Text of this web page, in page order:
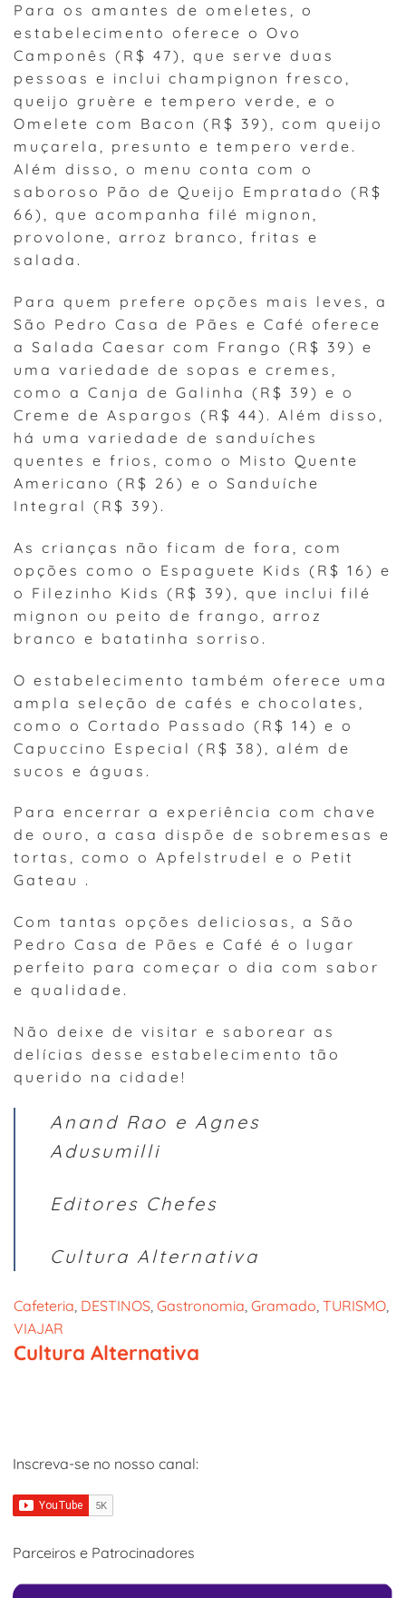
Para os amantes de omeletes, o
estabelecimento oferece o Ovo
Camponês (R$ 47), que serve duas
pessoas e inclui champignon fresco,
queijo gruère e tempero verde, e o
Omelete com Bacon (R$ 39), com queijo
muçarela, presunto e tempero verde.
Além disso, o menu conta com o
saboroso Pão de Queijo Empratado (R$
66), que acompanha filé mignon,
provolone, arroz branco, fritas e
salada.
Para quem prefere opções mais leves, a
São Pedro Casa de Pães e Café oferece
a Salada Caesar com Frango (R$ 39) e
uma variedade de sopas e cremes,
como a Canja de Galinha (R$ 39) e o
Creme de Aspargos (R$ 44). Além disso,
há uma variedade de sanduíches
quentes e frios, como o Misto Quente
Americano (R$ 26) e o Sanduíche
Integral (R$ 39).
As crianças não ficam de fora, com
opções como o Espaguete Kids (R$ 16) e
o Filezinho Kids (R$ 39), que inclui filé
mignon ou peito de frango, arroz
branco e batatinha sorriso.
O estabelecimento também oferece uma
ampla seleção de cafés e chocolates,
como o Cortado Passado (R$ 14) e o
Capuccino Especial (R$ 38), além de
sucos e águas.
Para encerrar a experiência com chave
de ouro, a casa dispõe de sobremesas e
tortas, como o Apfelstrudel e o Petit
Gateau .
Com tantas opções deliciosas, a São
Pedro Casa de Pães e Café é o lugar
perfeito para começar o dia com sabor
e qualidade.
Não deixe de visitar e saborear as
delícias desse estabelecimento tão
querido na cidade!
Anand Rao e Agnes
Adusumilli
Editores Chefes
Cultura Alternativa
Cafeteria DESTINOS Gastronomia Gramado TURISMO
VIAJAR
Cultura Alternativa
Inscreva-se no nosso canal:
Parceiros e Patrocinadores